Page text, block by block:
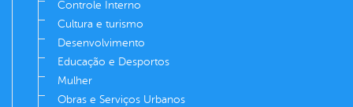
Controle Interno
Cultura e turismo
Desenvolvimento
Educação e Desportos
Mulher
Obras e Serviços Urbanos